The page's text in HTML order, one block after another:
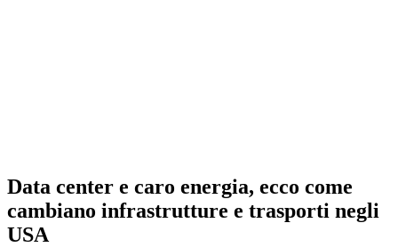
Data center e caro energia, ecco come
cambiano infrastrutture e trasporti negli
USA